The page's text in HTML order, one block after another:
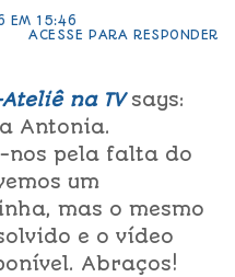
EM 15:46
ACESSE PARA RESPONDER
na TV says:
Antonia.
nos pela falta do
um
mas o mesmo
e o vídeo
Abraços!